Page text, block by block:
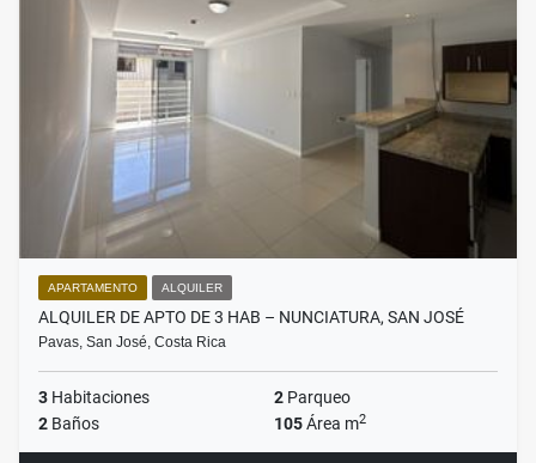
APARTAMENTO ALQUILER
ALQUILER DE APTO DE 3 HAB – NUNCIATURA, SAN JOSÉ
Pavas, San José, Costa Rica
3 Habitaciones 2 Parqueo
2 Baños 105Área m2